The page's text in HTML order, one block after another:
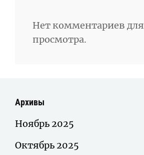
Нет комментариев для
просмотра.
Архивы
Ноябрь 2025
Октябрь 2025